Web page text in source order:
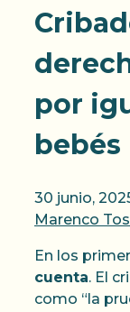
por
bebés
30 junio,
Marenco
En los
cuenta. El
como “la